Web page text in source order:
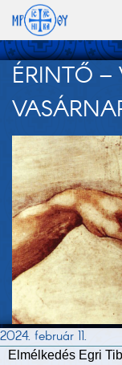
ÉRINTŐ –
2024. február 11.
Elmélkedés Egri